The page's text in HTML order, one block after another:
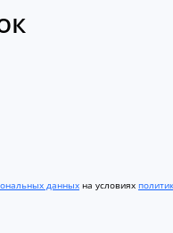
данных на условиях